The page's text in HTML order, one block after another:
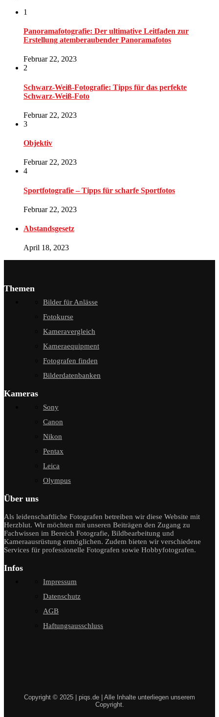
1
Panoramafotografie: Der ultimative Leitfaden zur
Erstellung atemberaubender Panoramafotos
Februar 22, 2023
2
Schwarz-Weiß-Fotografie: Tipps für das perfekte
Schwarz-Weiß-Foto
Februar 22, 2023
3
Objektiv
Februar 22, 2023
4
Sportfotografie – Tipps für scharfe Sportfotos
Februar 22, 2023
Abstandsgesetz
April 18, 2023
Themen
Bilder für Anlässe
Fotokurse
Kameravergleich
Kameraequipment
Fotografen finden
Bilderdatenbanken
Kameras
Sony
Canon
Nikon
Pentax
Leica
Olympus
Über uns
Als leidenschaftliche Fotografen betreiben wir diese Website mit
Herzblut. Wir möchten mit unseren Beiträgen den Zugang zu
Fachwissen im Bereich Fotografie, Bildbearbeitung und
Kameraausrüstung ermöglichen. Zudem bieten wir verschiedene
Services für professionelle Fotografen sowie Hobbyfotografen.
Infos
Impressum
Datenschutz
AGB
Haftungsausschluss
Copyright © 2025 | piqs.de | Alle Inhalte unterliegen unserem
Copyright.